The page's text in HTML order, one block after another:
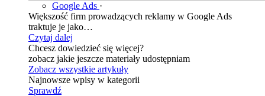
Google Ads ·
Większość firm prowadzących reklamy w Google Ads
traktuje je jako…
Czytaj dalej
Chcesz dowiedzieć się więcej?
zobacz jakie jeszcze materiały udostępniam
Zobacz wszystkie artykuły
Najnowsze wpisy w kategorii
Sprawdź